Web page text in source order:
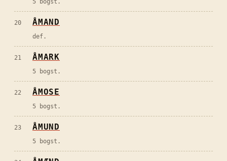
5 bogst.
20 ÅMAND
def.
21 ÅMARK
5 bogst.
22 ÅMOSE
5 bogst.
23 ÅMUND
5 bogst.